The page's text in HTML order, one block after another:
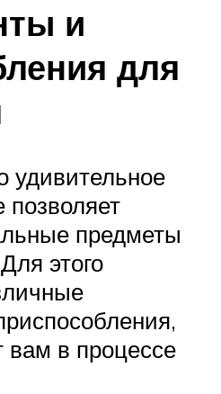
и
для
удивительное
позволяет
предметы
этого
вам в процессе